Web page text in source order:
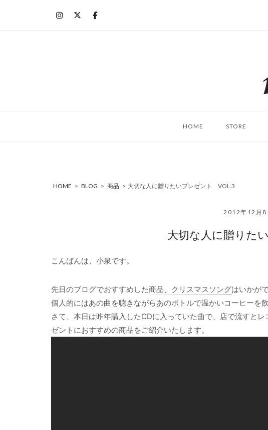
HOME STORE
HOME > BLOG > 商品 > 大切な人に贈りたいプレゼント VOL.3
2012年12月8
大切な人に贈りた
こんばんは、小泉です。
先日のブログでおすすめした商品、クリスマスソングはいかが
個人的にはあの曲を聴きながらあのボトルで温かいコーヒー
さて、本日は昨年購入したCDに入っていた曲で、店で流すと
ゼントにおすすめの商品をご紹介いたします。